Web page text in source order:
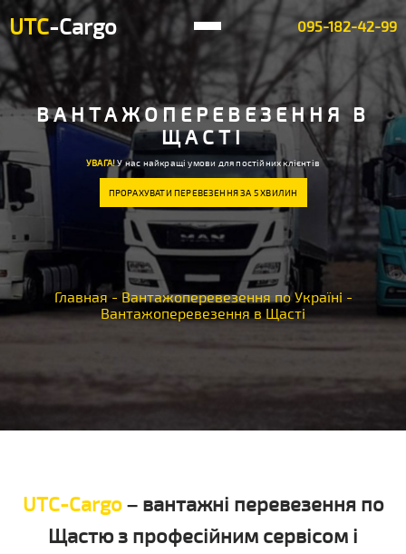
UTC-Cargo 095-182-42-99
ВАНТАЖОПЕРЕВЕЗЕННЯ В
ЩАСТІ
УВАГА!У нас найкращі умови для постійних клієнтів
ПРОРАХУВАТИ ПЕРЕВЕЗЕННЯ ЗА 5 ХВИЛИН
Главная - Вантажоперевезення по Україні -
Вантажоперевезення в Щасті
UTC-Cargo– вантажні перевезення по
Щастю з професійним сервісом і